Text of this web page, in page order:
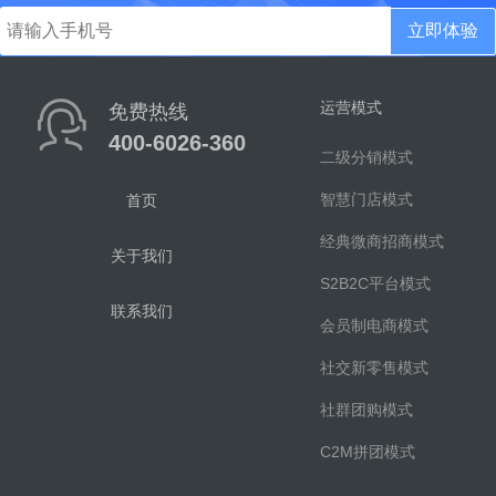
立即体验
免费热线
400-6026-360
首页
关于我们
联系我们
运营模式
二级分销模式
智慧门店模式
经典微商招商模式
S2B2C平台模式
会员制电商模式
社交新零售模式
社群团购模式
C2M拼团模式